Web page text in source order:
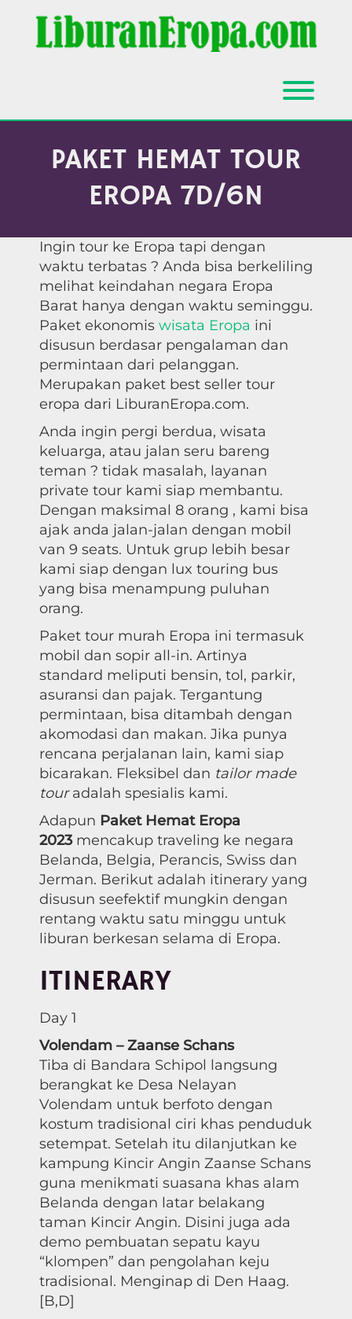
PAKET HEMAT TOUR
EROPA 7D/6N
Ingin tour ke Eropa tapi dengan
waktu terbatas ? Anda bisa berkeliling
melihat keindahan negara Eropa
Barat hanya dengan waktu seminggu.
Paket ekonomis wisata Eropa ini
disusun berdasar pengalaman dan
permintaan dari pelanggan.
Merupakan paket best seller tour
eropa dari LiburanEropa.com.
Anda ingin pergi berdua, wisata
keluarga, atau jalan seru bareng
teman ? tidak masalah, layanan
private tour kami siap membantu.
Dengan maksimal 8 orang , kami bisa
ajak anda jalan-jalan dengan mobil
van 9 seats. Untuk grup lebih besar
kami siap dengan lux touring bus
yang bisa menampung puluhan
orang.
Paket tour murah Eropa ini termasuk
mobil dan sopir all-in. Artinya
standard meliputi bensin, tol, parkir,
asuransi dan pajak. Tergantung
permintaan, bisa ditambah dengan
akomodasi dan makan. Jika punya
rencana perjalanan lain, kami siap
bicarakan. Fleksibel dan tailor made
touradalah spesialis kami.
Adapun Paket Hemat Eropa
2023mencakup traveling ke negara
Belanda, Belgia, Perancis, Swiss dan
Jerman. Berikut adalah itinerary yang
disusun seefektif mungkin dengan
rentang waktu satu minggu untuk
liburan berkesan selama di Eropa.
ITINERARY
Day 1
Volendam – Zaanse Schans
Tiba di Bandara Schipol langsung
berangkat ke Desa Nelayan
Volendam untuk berfoto dengan
kostum tradisional ciri khas penduduk
setempat. Setelah itu dilanjutkan ke
kampung Kincir Angin Zaanse Schans
guna menikmati suasana khas alam
Belanda dengan latar belakang
taman Kincir Angin. Disini juga ada
demo pembuatan sepatu kayu
“klompen” dan pengolahan keju
tradisional. Menginap di Den Haag.
[B,D]